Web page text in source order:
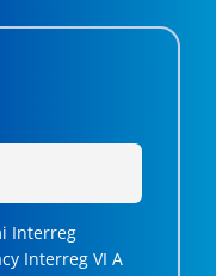
Interreg
Interreg VI A